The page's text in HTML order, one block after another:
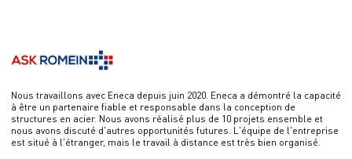
Nous travaillons avec Eneca depuis juin 2020. Eneca a démontré la capacité
à être un partenaire fiable et responsable dans la conception de
structures en acier. Nous avons réalisé plus de 10 projets ensemble et
nous avons discuté d'autres opportunités futures. L'équipe de l'entreprise
est situé à l'étranger, mais le travail à distance est très bien organisé.